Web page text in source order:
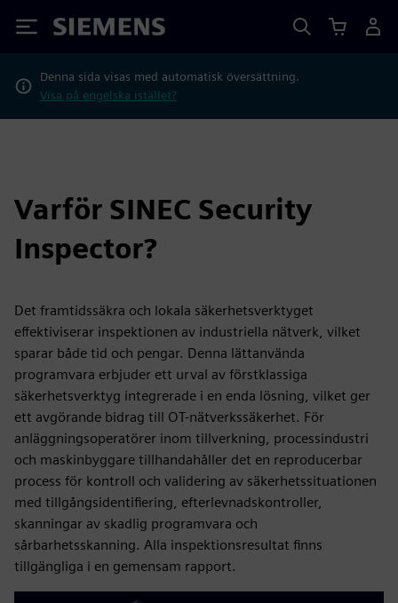
Siemens
Denna sida visas med automatisk översättning.
Visa på engelska istället?
Varför SINEC Security
Inspector?
Det framtidssäkra och lokala säkerhetsverktyget
effektiviserar inspektionen av industriella nätverk, vilket
sparar både tid och pengar. Denna lättanvända
programvara erbjuder ett urval av förstklassiga
säkerhetsverktyg integrerade i en enda lösning, vilket ger
ett avgörande bidrag till OT-nätverkssäkerhet. För
anläggningsoperatörer inom tillverkning, processindustri
och maskinbyggare tillhandahåller det en reproducerbar
process för kontroll och validering av säkerhetssituationen
med tillgångsidentifiering, efterlevnadskontroller,
skanningar av skadlig programvara och
sårbarhetsskanning. Alla inspektionsresultat finns
tillgängliga i en gemensam rapport.